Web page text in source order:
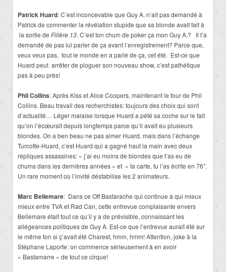
Patrick Huard: C’est inconcevable que Guy A. n’ait pas demandé à
Patrick de commenter la révélation stupide que sa blonde avait fait à
la sortie de Filière 13. C’est ton chum de poker ça mon Guy A.? Il t’a
demandé de pas lui parler de ça avant l’enregistrement? Parce que,
veux veux pas, tout le monde en a parlé de ça, cet été. Est-ce que
Huard peut arrêter de ploguer son nouveau show, c’est pathétique
pas à peu près!
Phil Collins: Après Kiss et Alice Coopers, maintenant le tour de Phil
Collins. Beau travail des recherchistes: toujours des choix qui sont
d’actualité… Léger malaise lorsque Huard a pété sa coche sur le fait
qu’on l’écœurait depuis longtemps parce qu’il avait eu plusieurs
blondes. On a ben beau ne pas aimer Huard, mais dans l’échange
Turcotte-Huard, c’est Huard qui a gagné haut la main avec deux
répliques assassines: « j’ai eu moins de blondes que t’as eu de
chums dans les dernières années » et » ta carte, tu l’as écrite en 76″.
Un rare moment où l’invité déstabilise les 2 animateurs.
Marc Bellemare: Dans ce Off Bastarache qui continue à qui mieux
mieux entre TVA et Rad Can, cette entrevue complaisante envers
Bellemare était tout ce qu’il y a de prévisible, connaissant les
allégeances politiques de Guy A. Est-ce que l’entrevue aurait été sur
le même ton si ç’avait été Charest, hmm, hmm! Attention, joke à la
Stéphane Laporte: on commence sérieusement à en avoir
« Bastamarre » de tout ce cirque!